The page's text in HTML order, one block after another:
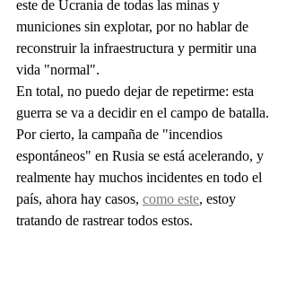
este de Ucrania de todas las minas y
municiones sin explotar, por no hablar de
reconstruir la infraestructura y permitir una
vida "normal".
En total, no puedo dejar de repetirme: esta
guerra se va a decidir en el campo de batalla.
Por cierto, la campaña de "incendios
espontáneos" en Rusia se está acelerando, y
realmente hay muchos incidentes en todo el
país, ahora hay casos, como este, estoy
tratando de rastrear todos estos.